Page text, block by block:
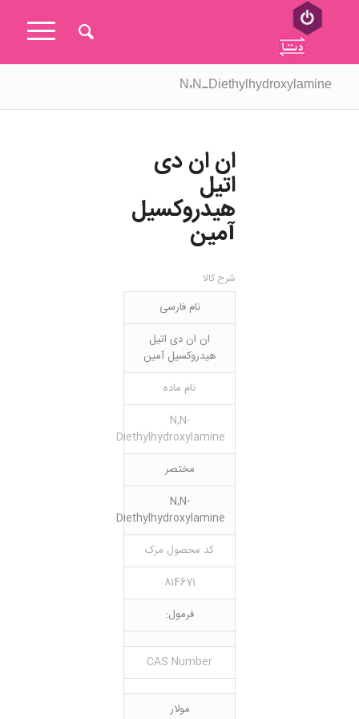
N,N-Diethylhydroxylamine
ان ان دی
اتیل
هیدروکسیل
آمین
شرح کالا
نام فارسی
ان ان دی اتیل
هیدروکسیل آمین
نام ماده
N,N-
Diethylhydroxylamine
مختصر
N,N-
Diethylhydroxylamine
کد محصول مرک
814671
فرمول:
CAS Number
مولار